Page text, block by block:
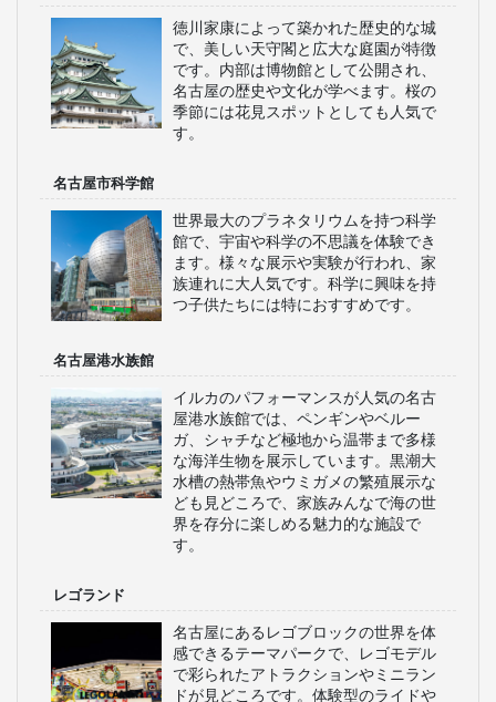
徳川家康によって築かれた歴史的な城
で、美しい天守閣と広大な庭園が特徴
です。内部は博物館として公開され、
名古屋の歴史や文化が学べます。桜の
季節には花見スポットとしても人気で
す。
名古屋市科学館
世界最大のプラネタリウムを持つ科学
館で、宇宙や科学の不思議を体験でき
ます。様々な展示や実験が行われ、家
族連れに大人気です。科学に興味を持
つ子供たちには特におすすめです。
名古屋港水族館
イルカのパフォーマンスが人気の名古
屋港水族館では、ペンギンやベルー
ガ、シャチなど極地から温帯まで多様
な海洋生物を展示しています。黒潮大
水槽の熱帯魚やウミガメの繁殖展示な
ども見どころで、家族みんなで海の世
界を存分に楽しめる魅力的な施設で
す。
レゴランド
名古屋にあるレゴブロックの世界を体
感できるテーマパークで、レゴモデル
で彩られたアトラクションやミニラン
ドが見どころです。体験型のライドや